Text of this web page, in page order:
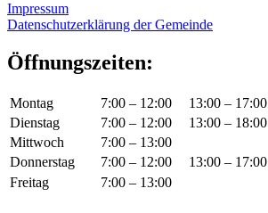
Impressum
Datenschutzerklärung der Gemeinde
Öffnungszeiten:
Montag 7:00 – 12:00
13:00 – 17:00
Dienstag
7:00 – 12:00
13:00 – 18:00
Mittwoch
7:00 – 13:00
Donnerstag
7:00 – 12:00
13:00 – 17:00
Freitag
7:00 – 13:00